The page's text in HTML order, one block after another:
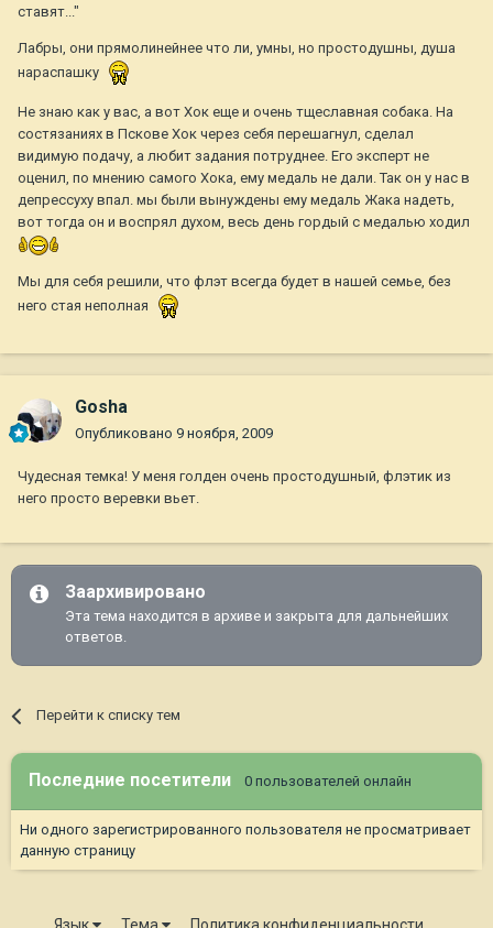
ставят..."
Лабры, они прямолинейнее что ли, умны, но простодушны, душа
нараспашку
Не знаю как у вас, а вот Хок еще и очень тщеславная собака. На
состязаниях в Пскове Хок через себя перешагнул, сделал
видимую подачу, а любит задания потруднее. Его эксперт не
оценил, по мнению самого Хока, ему медаль не дали. Так он у нас в
депрессуху впал. мы были вынуждены ему медаль Жака надеть,
вот тогда он и воспрял духом, весь день гордый с медалью ходил
Мы для себя решили, что флэт всегда будет в нашей семье, без
него стая неполная
Gosha
Опубликовано 9 ноября, 2009
Чудесная темка! У меня голден очень простодушный, флэтик из
него просто веревки вьет.
Заархивировано
Эта тема находится в архиве и закрыта для дальнейших
ответов.
Перейти к списку тем
Последние посетители 0 пользователей онлайн
Ни одного зарегистрированного пользователя не просматривает
данную страницу